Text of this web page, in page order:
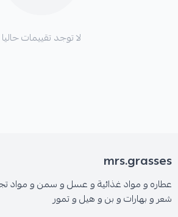
لا توجد تقييمات حاليا
mrs.grasses
عطاره و مواد غذائية و عسل و سمن و مواد
شعر و بهارات و بن و هيل و تمور